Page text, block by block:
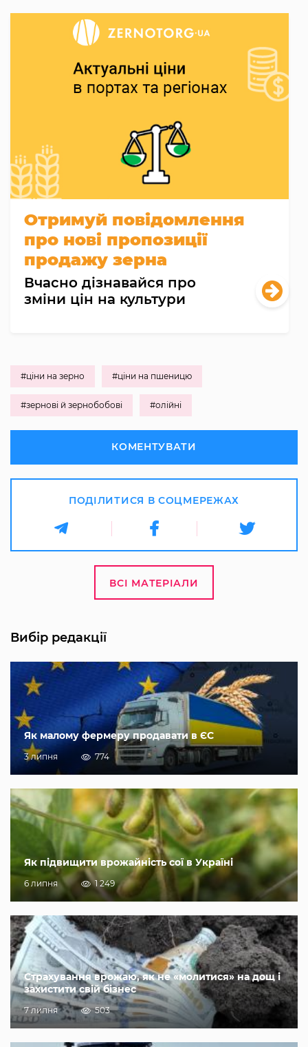
Отримуй повідомлення
про нові пропозиції
продажу зерна
Вчасно дізнавайся про
зміни цін на культури
#ціни на зерно #ціни на пшеницю
#зернові й зернобобові #олійні
КОМЕНТУВАТИ
ПОДІЛИТИСЯ В СОЦМЕРЕЖАХ
ВСІ МАТЕРІАЛИ
Вибір редакції
Як малому фермеру продавати в ЄС
3 липня 774
Як підвищити врожайність сої в Україні
6 липня 1 249
Страхування врожаю, як не «молитися» на дощ і
захистити свій бізнес
7 липня 503